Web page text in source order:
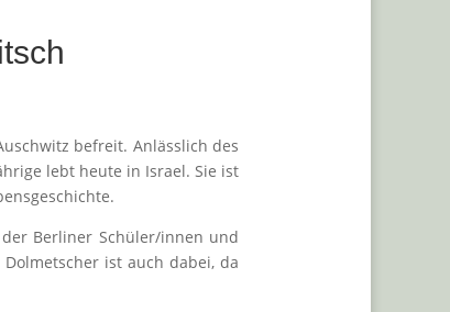
befreit. Anlässlich des
lebt heute in Israel. Sie ist
Berliner Schüler/innen und
ist auch dabei, da